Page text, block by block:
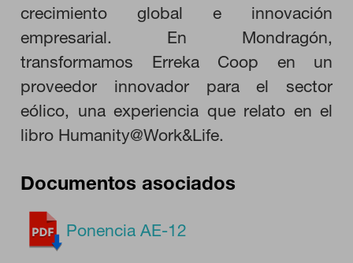
crecimiento global e innovación
empresarial. En Mondragón,
transformamos Erreka Coop en un
proveedor innovador para el sector
eólico, una experiencia que relato en el
libro Humanity@Work&Life.
Documentos asociados
Ponencia AE-12
GUARDAR CONFIGURACIÓN
Puedes volver a configurar tus cookies desde la sección "Configuración
política de cookies